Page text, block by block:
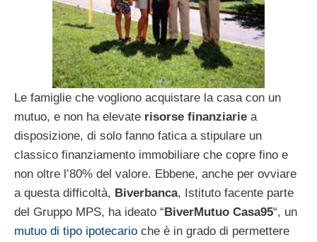
Le famiglie che vogliono acquistare la casa con un
mutuo, e non ha elevate risorse finanziarie a
disposizione, di solo fanno fatica a stipulare un
classico finanziamento immobiliare che copre fino e
non oltre l’80% del valore. Ebbene, anche per ovviare
a questa difficoltà, Biverbanca, Istituto facente parte
del Gruppo MPS, ha ideato “ BiverMutuo Casa95“, un
mutuo di tipo ipotecario che è in grado di permettere